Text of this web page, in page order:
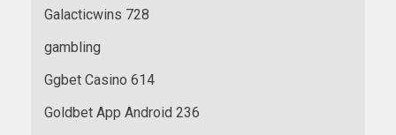
Galacticwins 728
gambling
Ggbet Casino 614
Goldbet App Android 236